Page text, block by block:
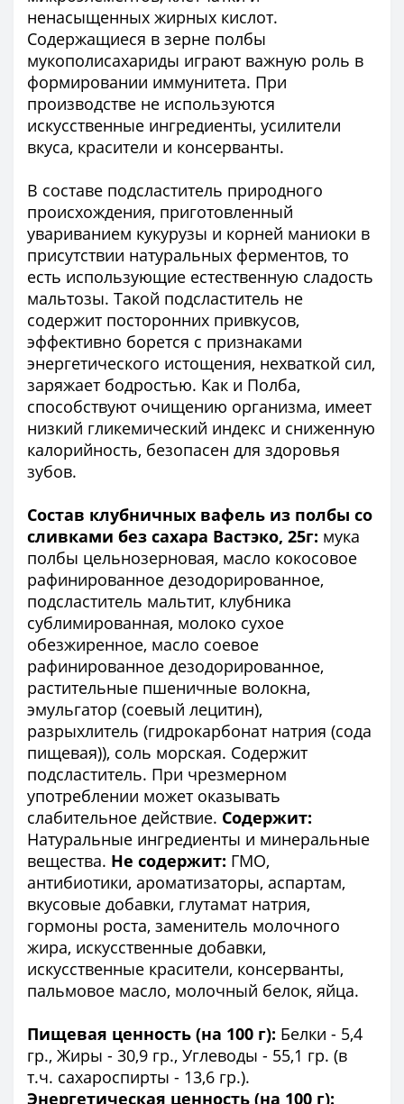
ненасыщенных жирных кислот.
Содержащиеся в зерне полбы
мукополисахариды играют важную роль в
формировании иммунитета. При
производстве не используются
искусственные ингредиенты, усилители
вкуса, красители и консерванты.
В составе подсластитель природного
происхождения, приготовленный
увариванием кукурузы и корней маниоки в
присутствии натуральных ферментов, то
есть использующие естественную сладость
мальтозы. Такой подсластитель не
содержит посторонних привкусов,
эффективно борется с признаками
энергетического истощения, нехваткой сил,
заряжает бодростью. Как и Полба,
способствуют очищению организма, имеет
низкий гликемический индекс и сниженную
калорийность, безопасен для здоровья
зубов.
Состав клубничных вафель из полбы со
сливками без сахара Вастэко, 25г: мука
полбы цельнозерновая, масло кокосовое
рафинированное дезодорированное,
подсластитель мальтит, клубника
сублимированная, молоко сухое
обезжиренное, масло соевое
рафинированное дезодорированное,
растительные пшеничные волокна,
эмульгатор (соевый лецитин),
разрыхлитель (гидрокарбонат натрия (сода
пищевая)), соль морская. Содержит
подсластитель. При чрезмерном
употреблении может оказывать
слабительное действие. Содержит:
Натуральные ингредиенты и минеральные
вещества. Не содержит: ГМО,
антибиотики, ароматизаторы, аспартам,
вкусовые добавки, глутамат натрия,
гормоны роста, заменитель молочного
жира, искусственные добавки,
искусственные красители, консерванты,
пальмовое масло, молочный белок, яйца.
Пищевая ценность (на 100 г): Белки - 5,4
гр., Жиры - 30,9 гр., Углеводы - 55,1 гр. (в
т.ч. сахароспирты - 13,6 гр.).
Энергетическая ценность (на 100 г):